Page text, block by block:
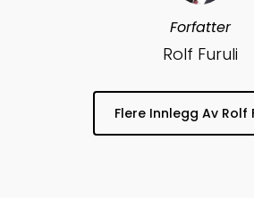
Forfatter
Rolf Furuli
Flere Innlegg Av Rolf